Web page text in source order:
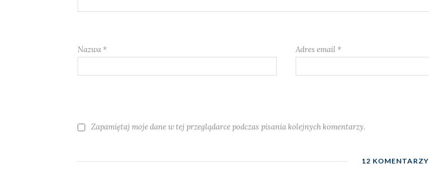
Nazwa * Adres email *
Zapamiętaj moje dane w tej przeglądarce podczas pisania kolejnych komentarzy.
12 KOMENTARZY